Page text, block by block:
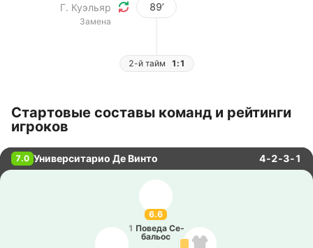
Г. Куэльяр
Замена
89’
2-й тайм 1:1
Стартовые составы команд и рейтинги
игроков
7.0 Университарио Де Винто 4-2-3-1
6.6
1 Поведа Се­
ба­льос